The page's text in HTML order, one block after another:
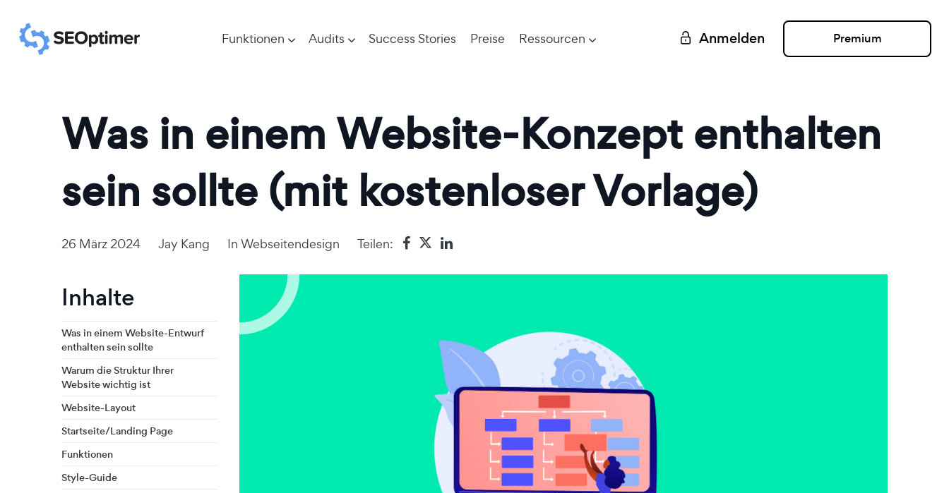
Funktionen Audits Success Stories Preise Ressourcen Anmelden Premium
Was in einem Website-Konzept enthalten
sein sollte (mit kostenloser Vorlage)
26 März 2024 Jay Kang In Webseitendesign Teilen:
Inhalte
Was in einem Website-Entwurf
enthalten sein sollte
Warum die Struktur Ihrer
Website wichtig ist
Website-Layout
Startseite/Landing Page
Funktionen
Style-Guide